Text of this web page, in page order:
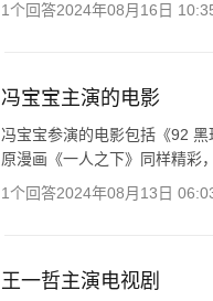
1个回答2024年08月16日
冯宝宝主演的电影
冯宝宝参演的电影包括《92
原漫画《一人之下》同样精彩
1个回答2024年08月13日
王一哲主演电视剧